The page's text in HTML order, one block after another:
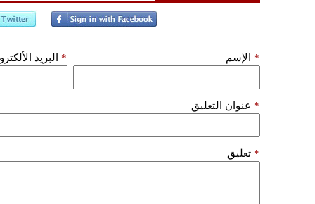
الإسم * البريد *
عنوان التعليق *
تعليق *